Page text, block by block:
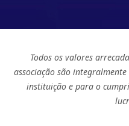
Todos os valores
associação são
instituição e para o